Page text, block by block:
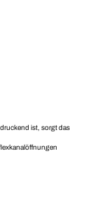
ist, sorgt das